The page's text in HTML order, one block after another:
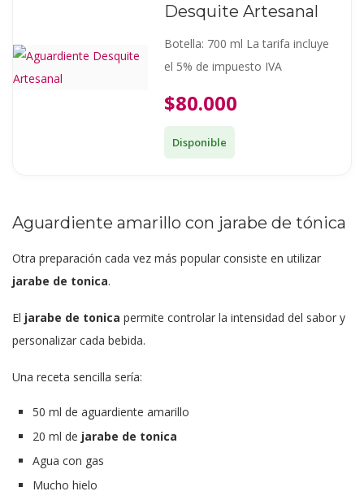
Desquite Artesanal
Botella: 700 ml La tarifa incluye
el 5% de impuesto IVA
$80.000
Disponible
Aguardiente amarillo con jarabe de tónica
Otra preparación cada vez más popular consiste en utilizar
jarabe de tonica.
El jarabe de tonica permite controlar la intensidad del sabor y
personalizar cada bebida.
Una receta sencilla sería:
50 ml de aguardiente amarillo
20 ml de jarabe de tonica
Agua con gas
Mucho hielo